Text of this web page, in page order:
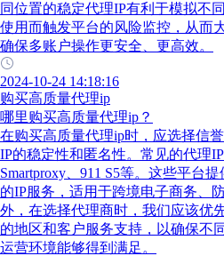
同位置的稳定代理IP有利于模拟不
使用而触发平台的风险监控，从而
确保多账户操作更安全、更高效。
2024-10-24 14:18:16
购买高质量代理ip
哪里购买高质量代理ip？
在购买高质量代理ip时，应选择信
IP的稳定性和匿名性。常见的代理IP
Smartproxy、911 S5等。这些平台
的IP服务，适用于跨境电子商务、
外，在选择代理商时，我们应该优
的地区和客户服务支持，以确保不
运营环境能够得到满足。